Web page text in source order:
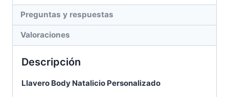
Preguntas y respuestas
Valoraciones
Descripción
Llavero Body Natalicio Personalizado